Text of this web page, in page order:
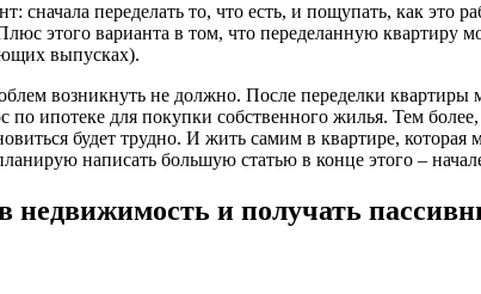
переделать то, что есть, и пощупать, как это
этого варианта в том, что переделанную квартиру
выпусках).
возникнуть не должно. После переделки квартиры
по ипотеке для покупки собственного жилья. Тем
будет трудно. И жить самим в квартире,
написать большую статью в конце этого –
недвижимость и получать